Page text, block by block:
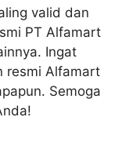
valid dan
PT Alfamart
Ingat
resmi Alfamart
Semoga